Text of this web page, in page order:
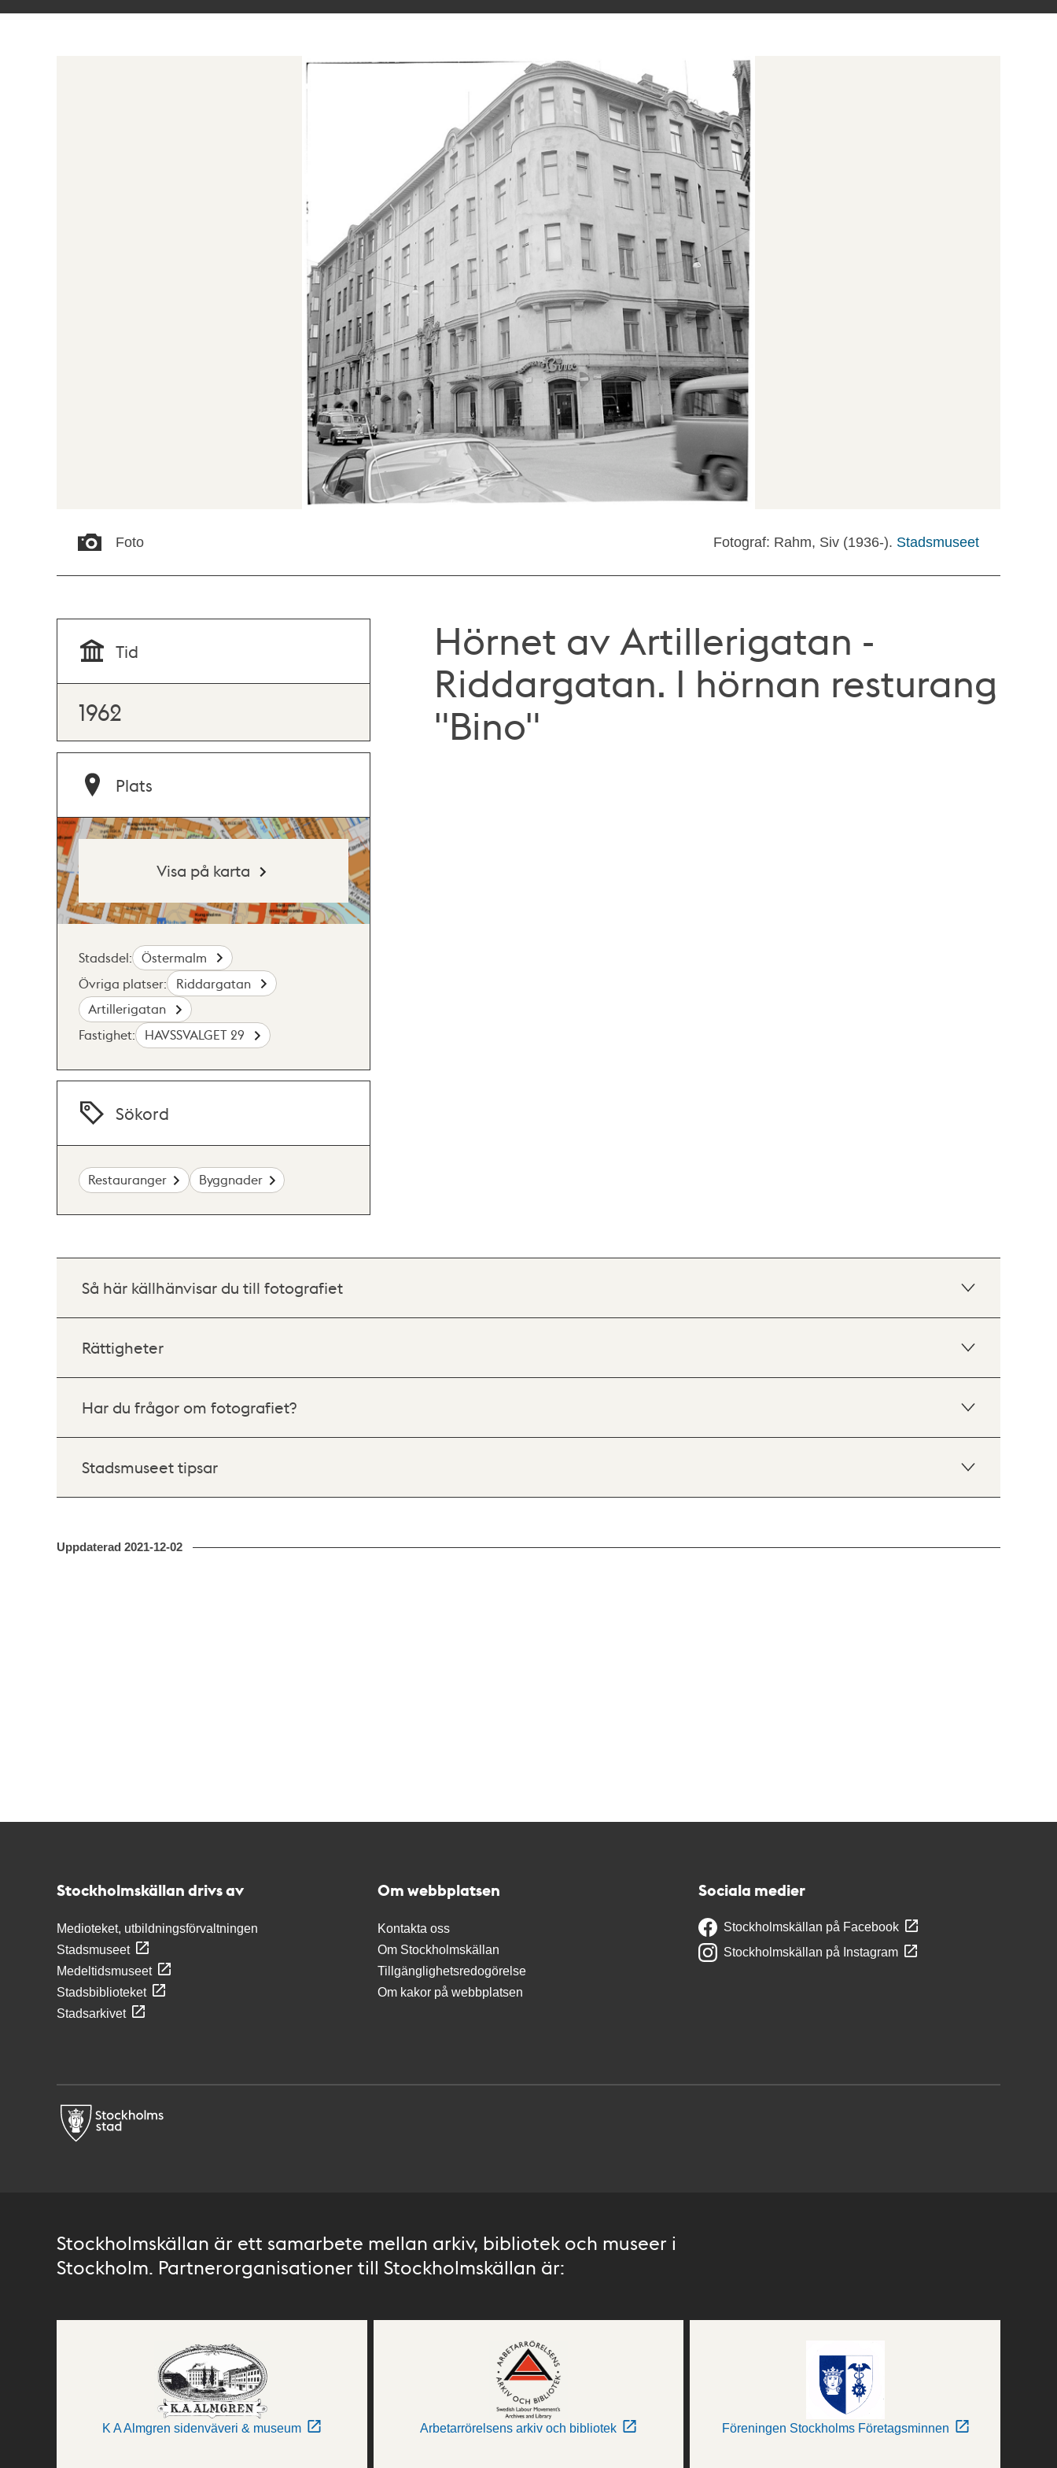
Foto Fotograf: Rahm, Siv (1936-). Stadsmuseet
Hörnet av Artillerigatan -
Riddargatan. I hörnan resturang
"Bino"
Tid
1962
Plats
Visa på karta
Stadsdel:
Östermalm
Övriga platser:
Riddargatan
Artillerigatan
Fastighet:
HAVSSVALGET 29
Sökord
Restauranger Byggnader
Så här källhänvisar du till fotografiet
Rättigheter
Har du frågor om fotografiet?
Stadsmuseet tipsar
Uppdaterad 2021-12-02
Stockholmskällan drivs av
Medioteket, utbildningsförvaltningen
Stadsmuseet
Medeltidsmuseet
Stadsbiblioteket
Stadsarkivet
Om webbplatsen
Kontakta oss
Om Stockholmskällan
Tillgänglighetsredogörelse
Om kakor på webbplatsen
Sociala medier
Stockholmskällan på Facebook
Stockholmskällan på Instagram
Stockholmskällan är ett samarbete mellan arkiv, bibliotek och museer i
Stockholm. Partnerorganisationer till Stockholmskällan är:
K A Almgren sidenväveri & museum Arbetarrörelsens arkiv och bibliotek Föreningen Stockholms Företagsminnen